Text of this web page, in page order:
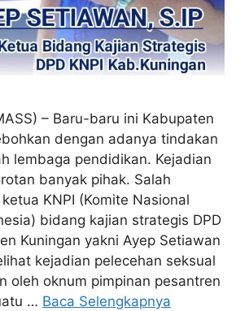
– Baru-baru ini Kabupaten
dengan adanya tindakan
lembaga pendidikan. Kejadian
banyak pihak. Salah
KNPI (Komite Nasional
bidang kajian strategis DPD
Kuningan yakni Ayep Setiawan
kejadian pelecehan seksual
oleh oknum pimpinan pesantren
… Baca Selengkapnya